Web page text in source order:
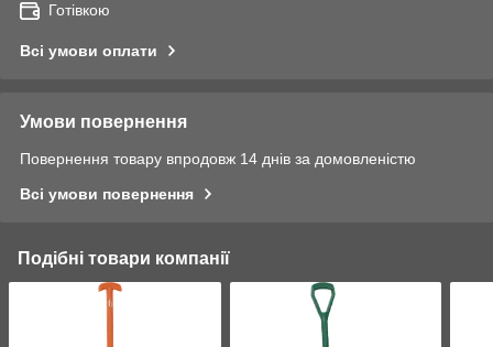
Готівкою
Всі умови оплати
Умови повернення
Повернення товару впродовж 14 днів за домовленістю
Всі умови повернення
Подібні товари компанії